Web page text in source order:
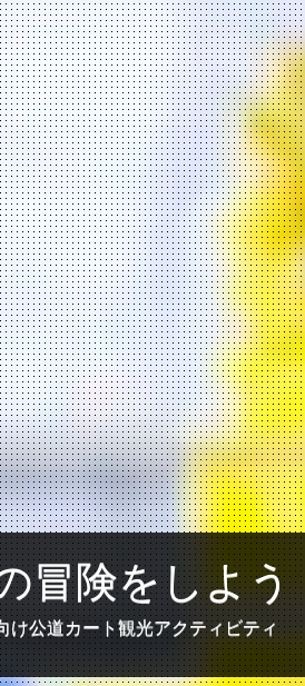
冒険をしよう
け公道カート観光アクティビティ